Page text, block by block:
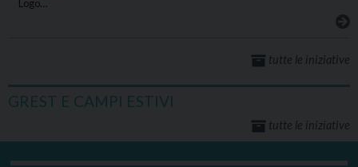
Logo…
tutte le iniziative
GREST E CAMPI ESTIVI
tutte le iniziative